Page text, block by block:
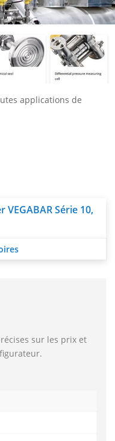
applications de
Série 10,
sur les prix et